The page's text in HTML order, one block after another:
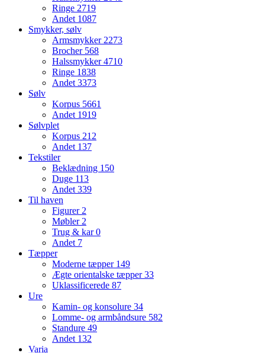
Ringe 2719
Andet 1087
Smykker, sølv
Armsmykker2273
Brocher 568
Halssmykker4710
Ringe 1838
Andet3373
Sølv
Korpus 5661
Andet 1919
Sølvplet
Korpus 212
Andet 137
Tekstiler
Beklædning 150
Duge 113
Andet339
Til haven
Figurer2
Møbler2
Trug & kar0
Andet 7
Tæpper
Moderne tæpper 149
Ægte orientalske tæpper33
Uklassificerede 87
Ure
Kamin- og konsolure 34
Lomme- og armbåndsure 582
Standure 49
Andet 132
Varia